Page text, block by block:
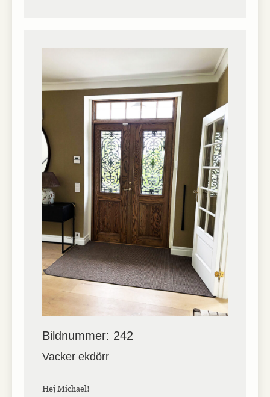
Bildnummer: 242
Vacker ekdörr
Hej Michael!